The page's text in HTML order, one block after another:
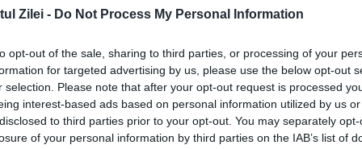
Zilei - Do Not Process My Personal Information
opt-out of the sale, sharing to third parties, or processing of your
for targeted advertising by us, please use the below opt-out
selection. Please note that after your opt-out request is processed
interest-based ads based on personal information utilized by us
to third parties prior to your opt-out. You may separately
of your personal information by third parties on the IAB’s list of
Panduru, declarându-se la fel de surprins
joc. Rar mi-a fost dat să văd o echipă atât